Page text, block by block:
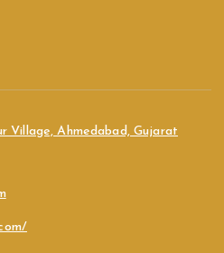
Village, Ahmedabad, Gujarat